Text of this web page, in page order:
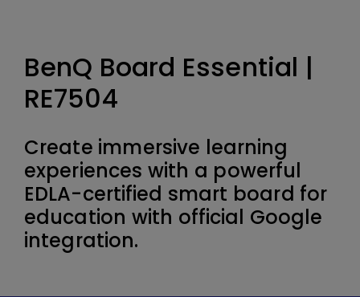
BenQ Board Essential |
RE7504
Create immersive learning
experiences with a powerful
EDLA-certified smart board for
education with official Google
integration.